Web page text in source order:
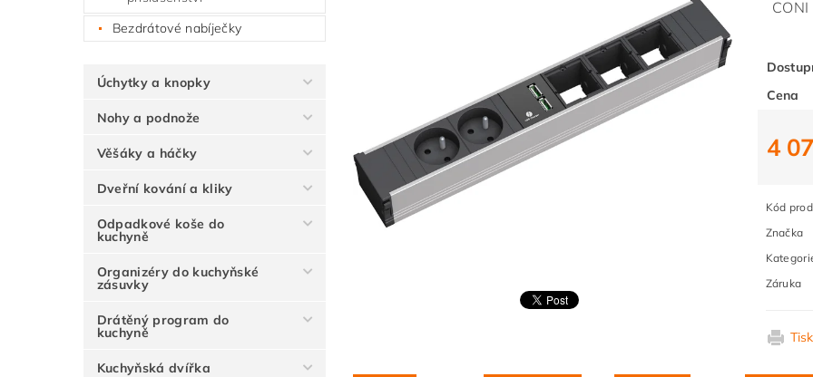
Bezdrátové nabíječky
Úchytky a knopky
Nohy a podnože
Věšáky a háčky
Dveřní kování a kliky
Odpadkové koše do
kuchyně
Organizéry do kuchyňské
zásuvky
Drátěný program do
kuchyně
Kuchyňská dvířka
Cena
4
Kód
Značka
Záruka
Tisk